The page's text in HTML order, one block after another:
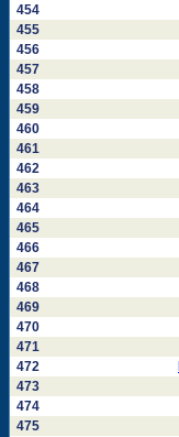
454
455
456
457
458
459
460
461
462
463
464
465
466
467
468
469
470
471
472
473
474
475